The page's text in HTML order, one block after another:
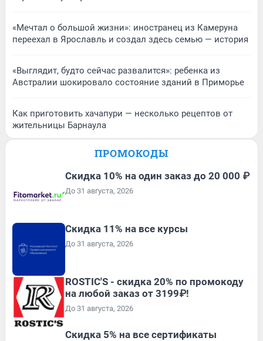
«Мечтал о большой жизни»: иностранец из Камеруна
переехал в Ярославль и создал здесь семью — история
«Выглядит, будто сейчас развалится»: ребенка из
Австралии шокировало состояние зданий в Приморье
Как приготовить хачапури — несколько рецептов от
жительницы Барнаула
ПРОМОКОДЫ
Скидка 10% на один заказ до 20 000 ₽
До 31 августа, 2026
Скидка 11% на все курсы
До 31 августа, 2026
ROSTIC'S - скидка 20% по промокоду
на любой заказ от 3199₽!
До 31 августа, 2026
Скидка 5% на все сертификаты